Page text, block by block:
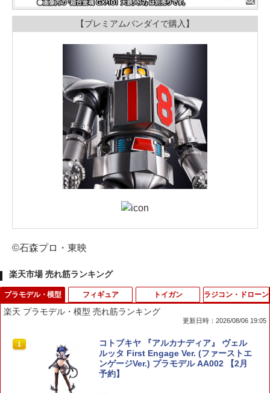
【プレミアムバンダイで購入】
©石森プロ・東映
楽天市場 売れ筋ランキング
プラモデル・模型
楽天 プラモデル・模型 売れ筋ランキング
更新日時：2026/08/06 19:05
1
コトブキヤ 『アルカナディア』 ヴェル
ルッタ First Engage Ver. (ファーストエ
ンゲージVer.) プラモデル AA002 【2月
予約】
フィギュア トイガン ラジコン・ドローン